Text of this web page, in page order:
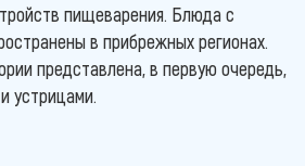
пищеварения. Блюда с
в прибрежных регионах.
представлена, в первую очередь,
устрицами.